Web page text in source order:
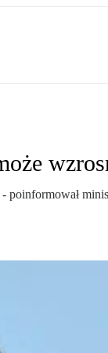
poinformował